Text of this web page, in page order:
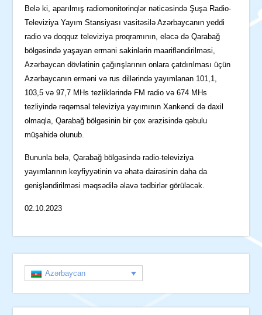
Belə ki, aparılmış radiomonitorinqlər nəticəsində Şuşa Radio-
Televiziya Yayım Stansiyası vasitəsilə Azərbaycanın yeddi
radio və doqquz televiziya proqramının, eləcə də Qarabağ
bölgəsində yaşayan erməni sakinlərin maarifləndirilməsi,
Azərbaycan dövlətinin çağırışlarının onlara çatdırılması üçün
Azərbaycanın erməni və rus dillərində yayımlanan 101,1,
103,5 və 97,7 MHs tezliklərində FM radio və 674 MHs
tezliyində rəqəmsal televiziya yayımının Xankəndi də daxil
olmaqla, Qarabağ bölgəsinin bir çox ərazisində qəbulu
müşahidə olunub.
Bununla belə, Qarabağ bölgəsində radio-televiziya
yayımlarının keyfiyyətinin və əhatə dairəsinin daha da
genişləndirilməsi məqsədilə əlavə tədbirlər görüləcək.
02.10.2023
Azərbaycan